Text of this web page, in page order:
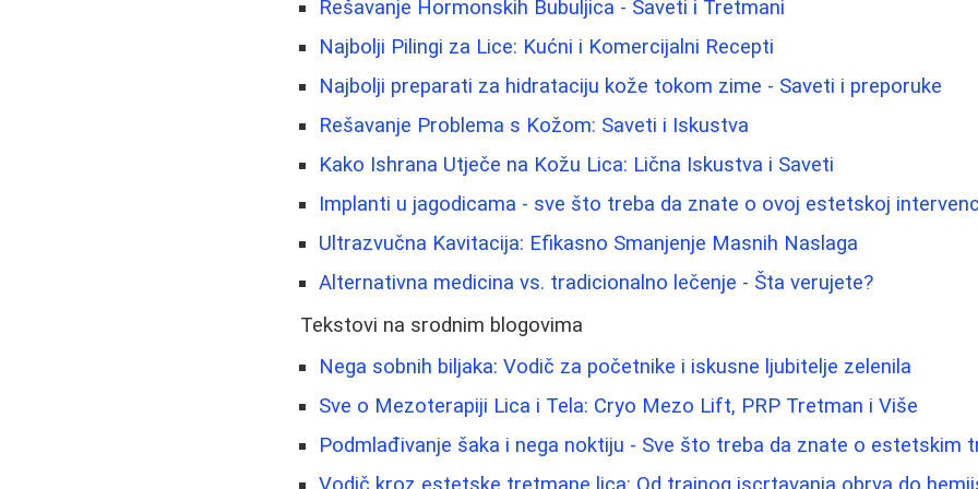
Rešavanje Hormonskih Bubuljica - Saveti i Tretmani
Najbolji Pilingi za Lice: Kućni i Komercijalni Recepti
Najbolji preparati za hidrataciju kože tokom zime - Saveti i preporuke
Rešavanje Problema s Kožom: Saveti i Iskustva
Kako Ishrana Utječe na Kožu Lica: Lična Iskustva i Saveti
Implanti u jagodicama - sve što treba da znate o ovoj estetskoj
Ultrazvučna Kavitacija: Efikasno Smanjenje Masnih Naslaga
Alternativna medicina vs. tradicionalno lečenje - Šta verujete?
Tekstovi na srodnim blogovima
Nega sobnih biljaka: Vodič za početnike i iskusne ljubitelje zelenila
Sve o Mezoterapiji Lica i Tela: Cryo Mezo Lift, PRP Tretman i Više
Podmlađivanje šaka i nega noktiju - Sve što treba da znate o estetskim